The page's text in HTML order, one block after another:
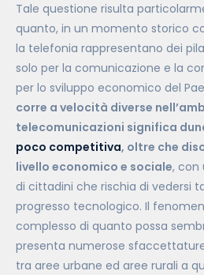
Tale questione risulta
quanto, in un momento storico
la telefonia rappresentano dei
solo per la comunicazione e la
per lo sviluppo economico del
corre a velocità diverse
telecomunicazioni significa
poco competitiva, oltre che
livello economico e sociale, con
di cittadini che rischia di vedersi
progresso tecnologico. Il
complesso di quanto possa
presenta numerose
tra aree urbane ed aree rurali a